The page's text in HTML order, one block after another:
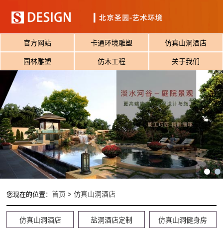
官方网站 卡通环境雕塑 仿真山洞酒店
园林雕塑 仿木工程 关于我们
您现在的位置：首页 >仿真山洞酒店
仿真山洞酒店 盐洞酒店定制 仿真山洞健身房